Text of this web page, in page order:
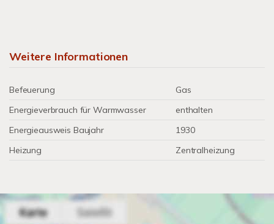
Weitere Informationen
Befeuerung
Gas
Energieverbrauch für Warmwasser
enthalten
Energieausweis Baujahr
1930
Heizung
Zentralheizung